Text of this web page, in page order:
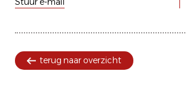
terug naar overzicht